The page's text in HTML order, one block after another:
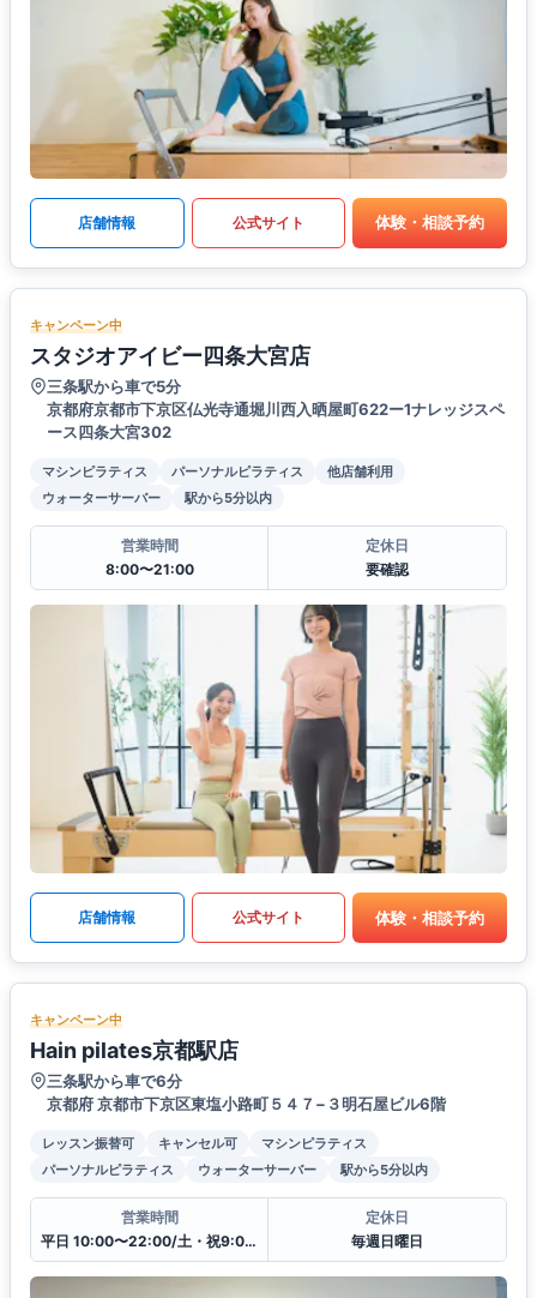
店舗情報 公式サイト 体験・相談予約
キャンペーン中
スタジオアイビー四条大宮店
三条駅から車で5分
京都府京都市下京区仏光寺通堀川西入晒屋町622ー1ナレッジスペ
ース四条大宮302
マシンピラティス パーソナルピラティス
他店舗利用
ウォーターサーバー
駅から5分以内
営業時間
8:00〜21:00
定休日
要確認
店舗情報 公式サイト 体験・相談予約
キャンペーン中
Hain pilates京都駅店
三条駅から車で6分
京都府 京都市下京区東塩小路町５４７−３明石屋ビル6階
レッスン振替可 キャンセル可
マシンピラティス
パーソナルピラティス
ウォーターサーバー 駅から5分以内
営業時間
平日 10:00〜22:00/土・祝9:00〜19:00
定休日
毎週日曜日